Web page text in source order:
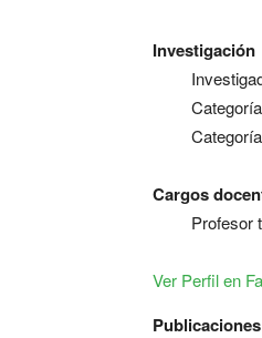
Investigación
Cargos
Profesor
Ver Perfil en
Publicaciones